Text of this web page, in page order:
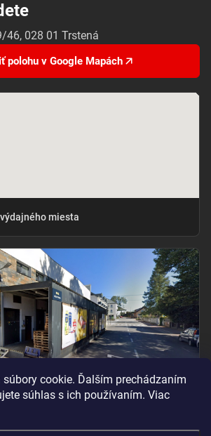
cookie. Ďalším prechádzaním
súhlas s ich používaním. Viac
46, 028 01 Trstená
polohu v Google Mapách
miesta
„BILLA – PRÍJEM TOVARU“